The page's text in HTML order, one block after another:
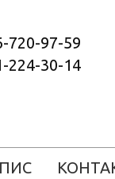
720-97-59
224-30-14